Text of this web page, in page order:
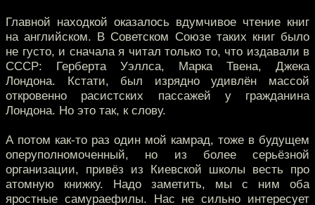
Главной находкой оказалось вдумчивое чтение книг
на английском. В Советском Союзе таких книг было
не густо, и сначала я читал только то, что издавали в
СССР: Герберта Уэллса, Марка Твена, Джека
Лондона. Кстати, был изрядно удивлён массой
откровенно расистских пассажей у гражданина
Лондона. Но это так, к слову.
А потом как-то раз один мой камрад, тоже в будущем
оперуполномоченный, но из более серьёзной
организации, привёз из Киевской школы весть про
атомную книжку. Надо заметить, мы с ним оба
яростные самураефилы. Нас не сильно интересует